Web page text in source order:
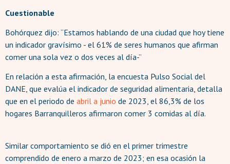
Cuestionable
Bohórquez dijo: “Estamos hablando de una ciudad que hoy tiene
un indicador gravísimo - el 61% de seres humanos que afirman
comer una sola vez o dos veces al día-”
En relación a esta afirmación, la encuesta Pulso Social del
DANE, que evalúa el indicador de seguridad alimentaria, detalla
que en el periodo de abril a junio de 2023, el 86,3% de los
hogares Barranquilleros afirmaron comer 3 comidas al día.
Similar comportamiento se dió en el primer trimestre
comprendido de enero a marzo de 2023; en esa ocasión la